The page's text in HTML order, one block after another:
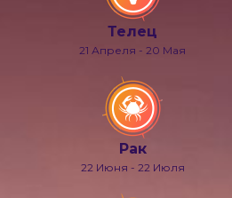
Телец
21 Апреля - 20 Мая
Рак
22 Июня - 22 Июля